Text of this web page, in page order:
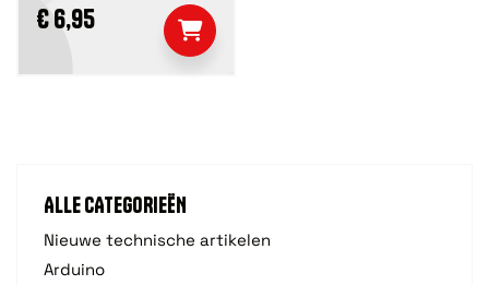
ALLE CATEGORIEËN
Nieuwe technische artikelen
Arduino
€ 6,95